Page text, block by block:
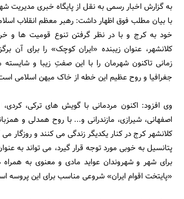
به گزارش اخبار رسمی به نقل از پایگاه خبری مدیریت
با بیان مطلب فوق اظهار داشت: رهبر معظم انقلاب
خود به کرج و با در نظر گرفتن تنوع قومیت ها و
کلانشهر، عنوان زیبنده «ایران کوچک» را برای آن
زمانی تاکنون شهرمان را با این صفتِ زیبا و
جغرافیا و روح عظیم این خطه از خاک میهن اسلامی
وی افزود: اکنون مردمانی با گویش های ترکی، کردی،
اصفهانی، شیرازی، مازندرانی و... با روح همدلی و
کلانشهر کرج در کنار یکدیگر زندگی می کنند و روزگار می
پتانسیل به خوبی مورد توجه قرار گیرد، می تواند به
برای شهر و شهروندان عواید مادی و معنوی به
«پایتخت اقوام ایران» شروعی مناسب برای این پروسه